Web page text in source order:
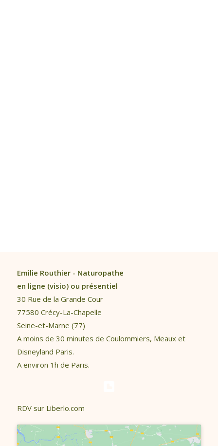
Emilie Routhier - Naturopathe
en ligne (visio) ou présentiel
30 Rue de la Grande Cour
77580 Crécy-La-Chapelle
Seine-et-Marne (77)
A moins de 30 minutes de Coulommiers, Meaux et
Disneyland Paris.
A environ 1h de Paris.
RDV sur Liberlo.com